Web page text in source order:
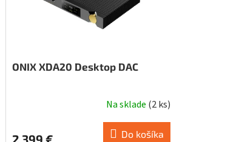
ONIX XDA20 Desktop DAC
Na sklade (2 ks)
2 399 € Do košíka